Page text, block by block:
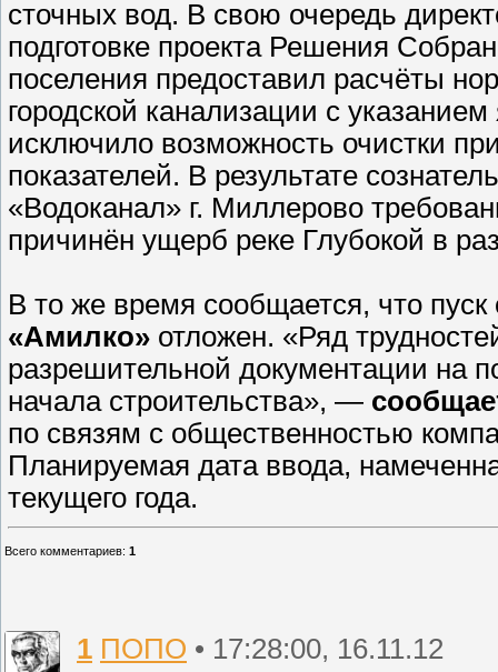
сточных вод. В свою очередь
подготовке проекта Решения
поселения предоставил расчёты
городской канализации с
исключило возможность очистки
показателей. В результате
«Водоканал» г. Миллерово
причинён ущерб реке Глубокой в
В то же время сообщается, что
«Амилко» отложен. «Ряд
разрешительной документации на
начала строительства», —
по связям с общественностью
Планируемая дата ввода,
текущего года.
Всего комментариев: 1
1 ПОПО • 17:28:00, 16.11.12